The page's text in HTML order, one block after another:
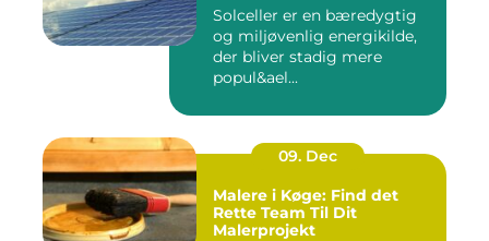
Solceller er en bæredygtig
og miljøvenlig energikilde,
der bliver stadig mere
popul&ael...
09. Dec
Malere i Køge: Find det
Rette Team Til Dit
Malerprojekt